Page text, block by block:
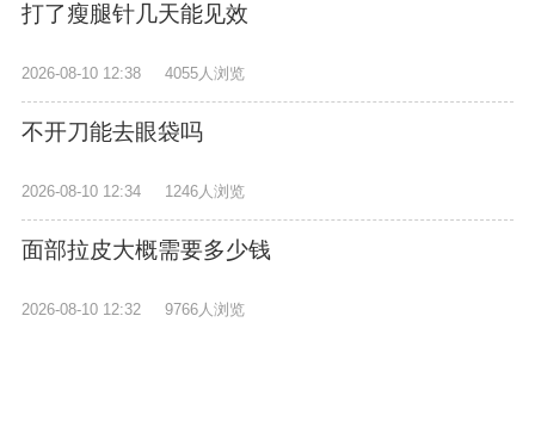
打了瘦腿针几天能见效
2026-08-10 12:38 4055人浏览
不开刀能去眼袋吗
2026-08-10 12:34 1246人浏览
面部拉皮大概需要多少钱
2026-08-10 12:32 9766人浏览